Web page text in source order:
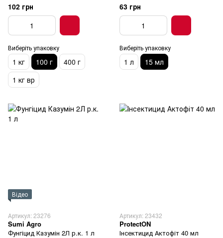
102 грн
Виберіть упаковку
1 кг 100 г
400 г
1 кг вр
63 грн
Виберіть упаковку
1 л 15 мл
Відео
Артикул: 23276
Sumi Agro
Фунгіцид Казумін 2Л р.к. 1 л
Артикул: 23432
ProtectON
Інсектицид Актофіт 40 мл